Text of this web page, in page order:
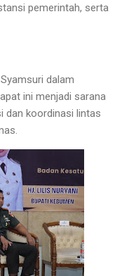
pemerintah, serta
dalam
ini menjadi sarana
dan koordinasi lintas